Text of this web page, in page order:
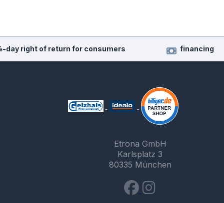
day right of return for consumers financing
Etrona GmbH
Karlsplatz 3
80335 München